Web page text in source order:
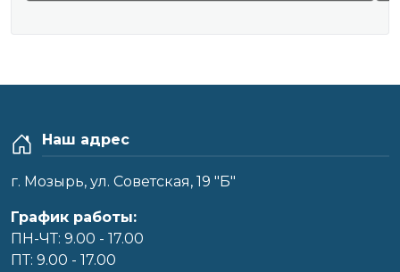
Наш адрес
г. Мозырь, ул. Советская, 19 "Б"
График работы:
ПН-ЧТ: 9.00 - 17.00
ПТ: 9.00 - 17.00